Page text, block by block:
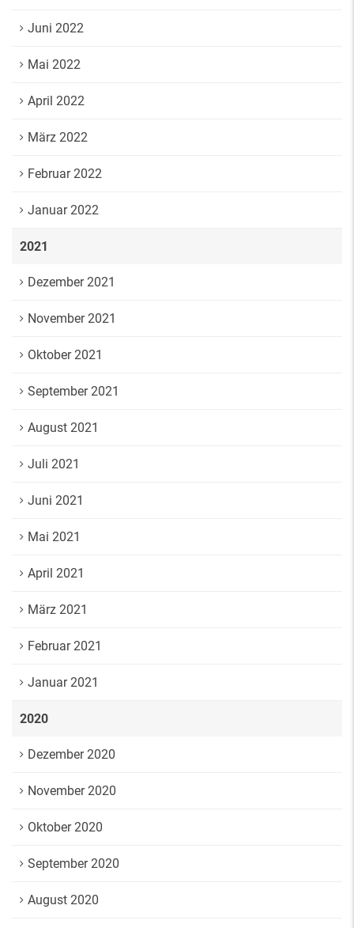
Juni 2022
Mai 2022
April 2022
März 2022
Februar 2022
Januar 2022
2021
Dezember 2021
November 2021
Oktober 2021
September 2021
August 2021
Juli 2021
Juni 2021
Mai 2021
April 2021
März 2021
Februar 2021
Januar 2021
2020
Dezember 2020
November 2020
Oktober 2020
September 2020
August 2020